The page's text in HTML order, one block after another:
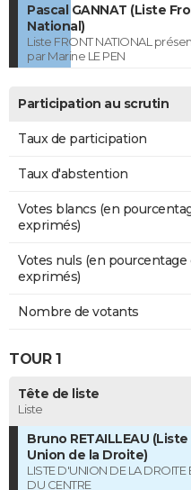
Pascal GANNAT (Liste
National)
Liste FRONT NATIONAL
par Marine LE PEN
Participation au scrutin
Taux de participation
Taux d'abstention
Votes blancs (en
exprimés)
Votes nuls (en pourcentage
exprimés)
Nombre de votants
TOUR 1
Tête de liste
Liste
Bruno RETAILLEAU (Liste
Union de la Droite)
LISTE D'UNION DE LA DROITE
DU CENTRE